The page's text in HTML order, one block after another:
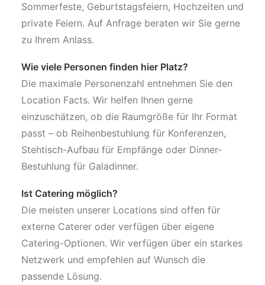
Sommerfeste, Geburtstagsfeiern, Hochzeiten und
private Feiern. Auf Anfrage beraten wir Sie gerne
zu Ihrem Anlass.
Wie viele Personen finden hier Platz?
Die maximale Personenzahl entnehmen Sie den
Location Facts. Wir helfen Ihnen gerne
einzuschätzen, ob die Raumgröße für Ihr Format
passt – ob Reihenbestuhlung für Konferenzen,
Stehtisch-Aufbau für Empfänge oder Dinner-
Bestuhlung für Galadinner.
Ist Catering möglich?
Die meisten unserer Locations sind offen für
externe Caterer oder verfügen über eigene
Catering-Optionen. Wir verfügen über ein starkes
Netzwerk und empfehlen auf Wunsch die
passende Lösung.